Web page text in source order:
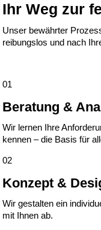
Ihr Weg zur
Unser bewährter
reibungslos und nach
01
Beratung &
Wir lernen Ihre
kennen – die Basis für
02
Konzept &
Wir gestalten ein
mit Ihnen ab.